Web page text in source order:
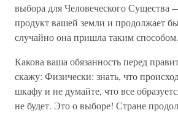
выбора для Человеческого Существа
продукт вашей земли и продолжает
случайно она пришла таким способом.
Какова ваша обязанность перед
скажу: Физически: знать, что
шкафу и не думайте, что все
не будет. Это о выборе! Стране